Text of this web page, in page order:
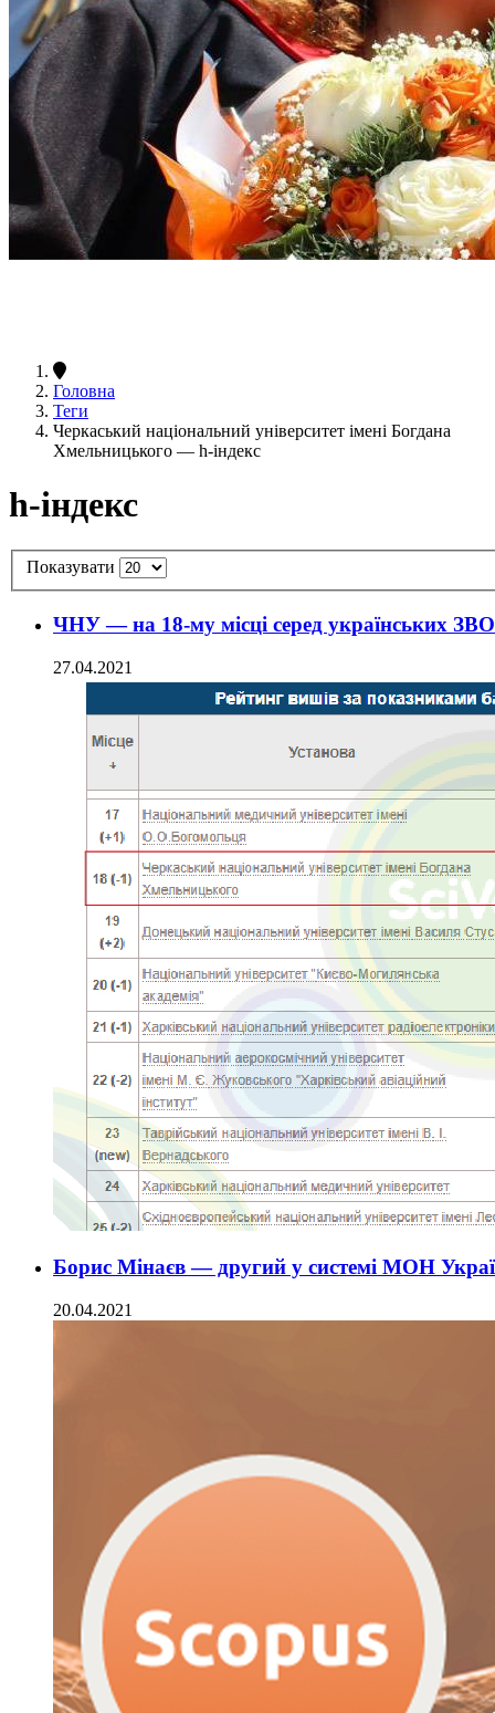
Головна
Теги
Черкаський національний університет імені Богдана
Хмельницького — h-індекс
h-індекс
Показувати
ЧНУ — на 18-му місці серед українських
27.04.2021
Борис Мінаєв — другий у системі МОН
20.04.2021